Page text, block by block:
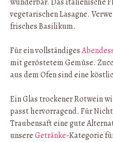
vegetarischen Lasagne.
frisches Basilikum.
Für ein vollständiges
mit geröstetem Gemüse.
aus dem Ofen sind eine
Ein Glas trockener Rotwein
passt hervorragend. Für
Traubensaft eine gute
unsereGetränke-Kategorie